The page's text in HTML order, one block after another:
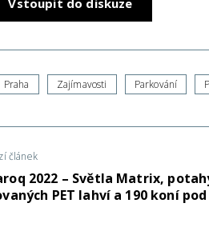
Vstoupit do diskuze
Praha Zajímavosti Parkování
článek
2022 – Světla Matrix,
PET lahví a 190 koní pod